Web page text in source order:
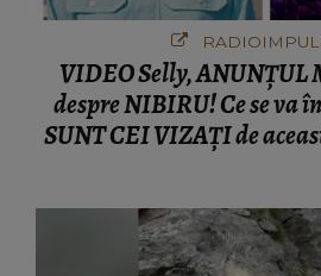
VIDEO Selly,
despre NIBIRU! Ce se va
SUNT CEI VIZAȚI de